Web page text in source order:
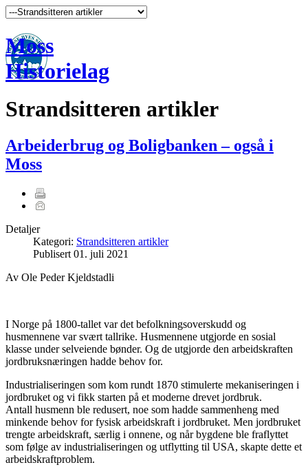
Moss
Historielag
Strandsitteren artikler
Arbeiderbrug og Boligbanken – også i
Moss
Detaljer
Kategori: Strandsitteren artikler
Publisert 01. juli 2021
Av Ole Peder Kjeldstadli
I Norge på 1800-tallet var det befolkningsoverskudd og
husmennene var svært tallrike. Husmennene utgjorde en sosial
klasse under selveiende bønder. Og de utgjorde den arbeidskraften
jordbruksnæringen hadde behov for.
Industrialiseringen som kom rundt 1870 stimulerte mekaniseringen i
jordbruket og vi fikk starten på et moderne drevet jordbruk.
Antall husmenn ble redusert, noe som hadde sammenheng med
minkende behov for fysisk arbeidskraft i jordbruket. Men jordbruket
trengte arbeidskraft, særlig i onnene, og når bygdene ble fraflyttet
som følge av industrialiseringen og utflytting til USA, skapte dette et
arbeidskraftproblem.